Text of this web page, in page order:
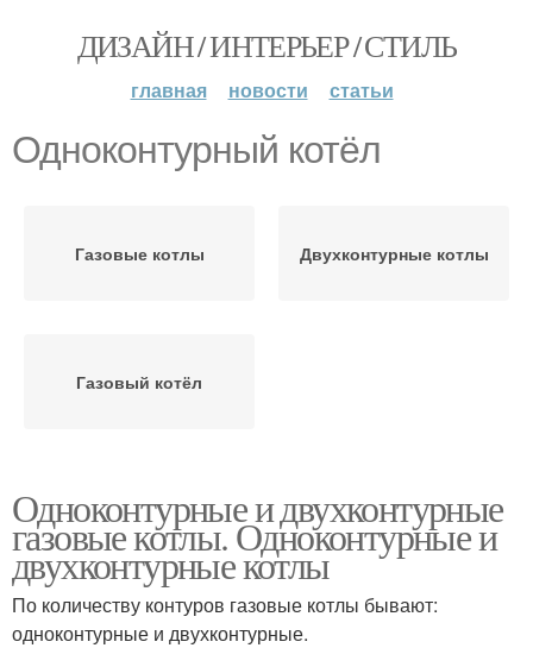
ДИЗАЙН / ИНТЕРЬЕР / СТИЛЬ
главная новости статьи
Одноконтурный котёл
Газовые котлы Двухконтурные котлы
Газовый котёл
Одноконтурные и двухконтурные
газовые котлы. Одноконтурные и
двухконтурные котлы
По количеству контуров газовые котлы бывают:
одноконтурные и двухконтурные.